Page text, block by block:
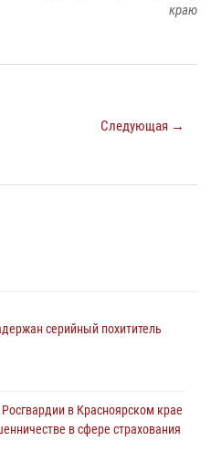
краю
Следующая →
серийный похититель
в Красноярском крае
в сфере страхования